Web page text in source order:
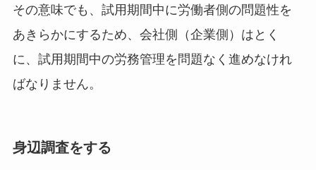
その意味でも、試用期間中に労働者側の問題性を
あきらかにするため、会社側（企業側）はとく
に、試用期間中の労務管理を問題なく進めなけれ
ばなりません。
身辺調査をする